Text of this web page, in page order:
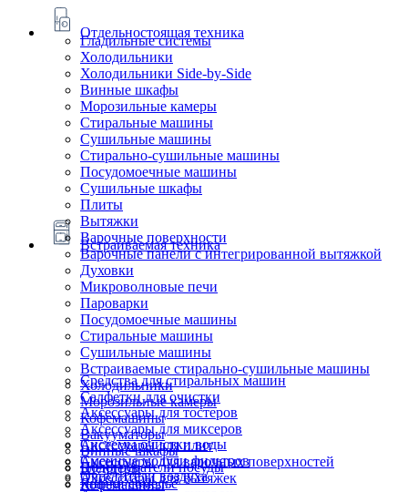
Отдельностоящая техника
Гладильные системы
Холодильники
Холодильники Side-by-Side
Винные шкафы
Морозильные камеры
Стиральные машины
Сушильные машины
Стирально-сушильные машины
Посудомоечные машины
Сушильные шкафы
Плиты
Встраиваемая техника
Вытяжки
Варочные поверхности
Варочные панели с интегрированной вытяжкой
Духовки
Микроволновые печи
Пароварки
Посудомоечные машины
Стиральные машины
Сушильные машины
Встраиваемые стирально-сушильные машины
Холодильники
Морозильные камеры
Кофемашины
Вакууматоры
Винные шкафы
Подогреватели посуды
Ящики сомелье
Блендеры
Кофемашины
Очистители воздуха
Системы очистки воды
Сменные модули фильтров
Аксессуары для тостеров
Аксессуары для миксеров
Аксессуары для плит
Аксессуары для варочных поверхностей
Аксессуары для вытяжек
Средства для стиральных машин
Салфетки для очистки